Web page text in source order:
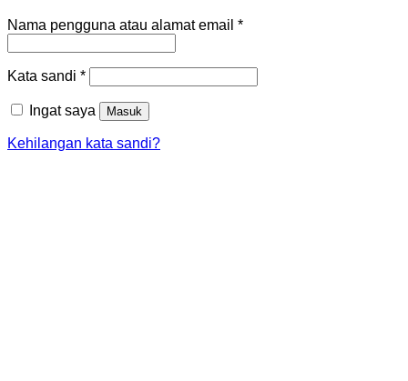
Nama pengguna atau alamat email *Wajib
Kata sandi *Wajib
Ingat saya Masuk
Kehilangan kata sandi?